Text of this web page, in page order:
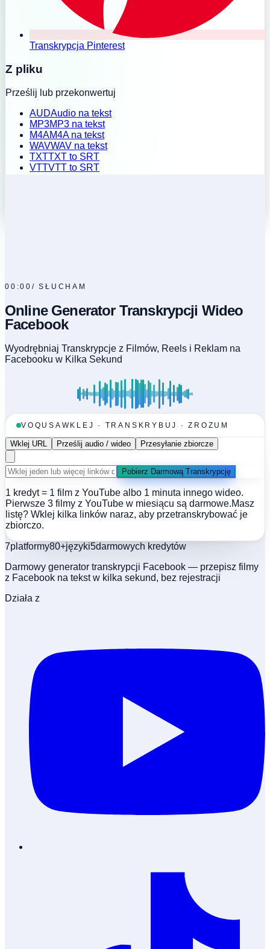
Transkrypcja Pinterest
Z pliku
Prześlij lub przekonwertuj
AUDAudio na tekst
MP3MP3 na tekst
M4AM4A na tekst
WAVWAV na tekst
TXTTXT to SRT
VTTVTT to SRT
00:00 /SŁUCHAM
Online Generator Transkrypcji Wideo
Facebook
Wyodrębniaj Transkrypcje z Filmów, Reels i Reklam na
Facebooku w Kilka Sekund
VOQUSA WKLEJ · TRANSKRYBUJ · ZROZUM
Wklej URL Prześlij audio / wideo Przesyłanie zbiorcze
Pobierz Darmową Transkrypcję
1 kredyt = 1 film z YouTube albo 1 minuta innego wideo.
Pierwsze 3 filmy z YouTube w miesiącu są darmowe.Masz
listę? Wklej kilka linków naraz, aby przetranskrybować je
zbiorczo.
7platformy80+języki5darmowych kredytów
Darmowy generator transkrypcji Facebook — przepisz filmy
z Facebook na tekst w kilka sekund, bez rejestracji
Działa z